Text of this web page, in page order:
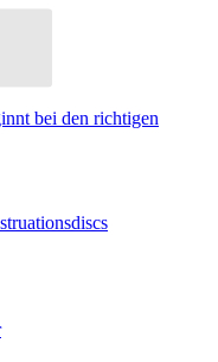
bei den richtigen